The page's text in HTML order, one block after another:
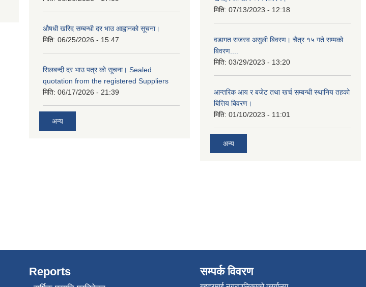
औषधी खरिद सम्बन्धी दर भाउ आह्वानको सूचना।
मिति: 06/25/2026 - 15:47
सिलबन्दी दर भाउ पत्र को सूचना। Sealed
quotation from the registered Suppliers
मिति: 06/17/2026 - 21:39
अन्य
मिति: 07/13/2023 - 12:18
वडागत राजस्व असुली बिवरण। चैत्र १५ गते सम्मको
बिवरण....
मिति: 03/29/2023 - 13:20
आन्तरिक आय र बजेट तथा खर्च सम्बन्धी स्थानिय तहको
बित्तिय बिवरण।
मिति: 01/10/2023 - 11:01
अन्य
Reports सम्पर्क विवरण